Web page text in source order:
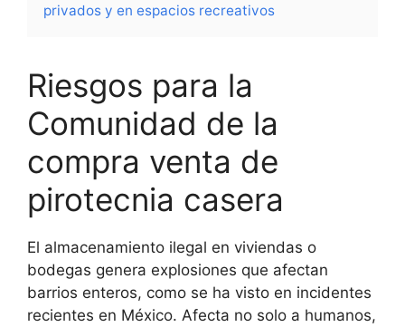
privados y en espacios recreativos
Riesgos para la
Comunidad de la
compra venta de
pirotecnia casera
El almacenamiento ilegal en viviendas o
bodegas genera explosiones que afectan
barrios enteros, como se ha visto en incidentes
recientes en México. Afecta no solo a humanos,